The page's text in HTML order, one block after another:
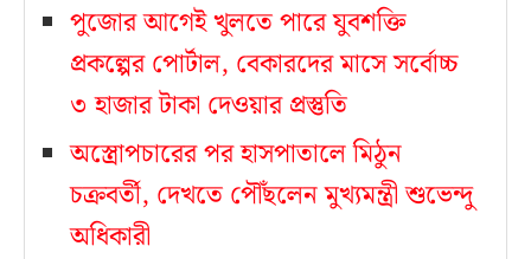
পুজোর আগেই খুলতে পারে যুবশক্তি
প্রকল্পের পোর্টাল, বেকারদের মাসে সর্বোচ্চ
৩ হাজার টাকা দেওয়ার প্রস্তুতি
অস্ত্রোপচারের পর হাসপাতালে মিঠুন
চক্রবর্তী, দেখতে পৌঁছলেন মুখ্যমন্ত্রী শুভেন্দু
অধিকারী